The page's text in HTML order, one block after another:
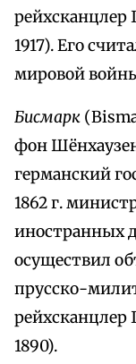
рейхсканцлер
1917). Его
мировой
Бисмарк
фон
германский
1862 г.
иностранных
осуществил
прусско-
рейхсканцлер
1890).